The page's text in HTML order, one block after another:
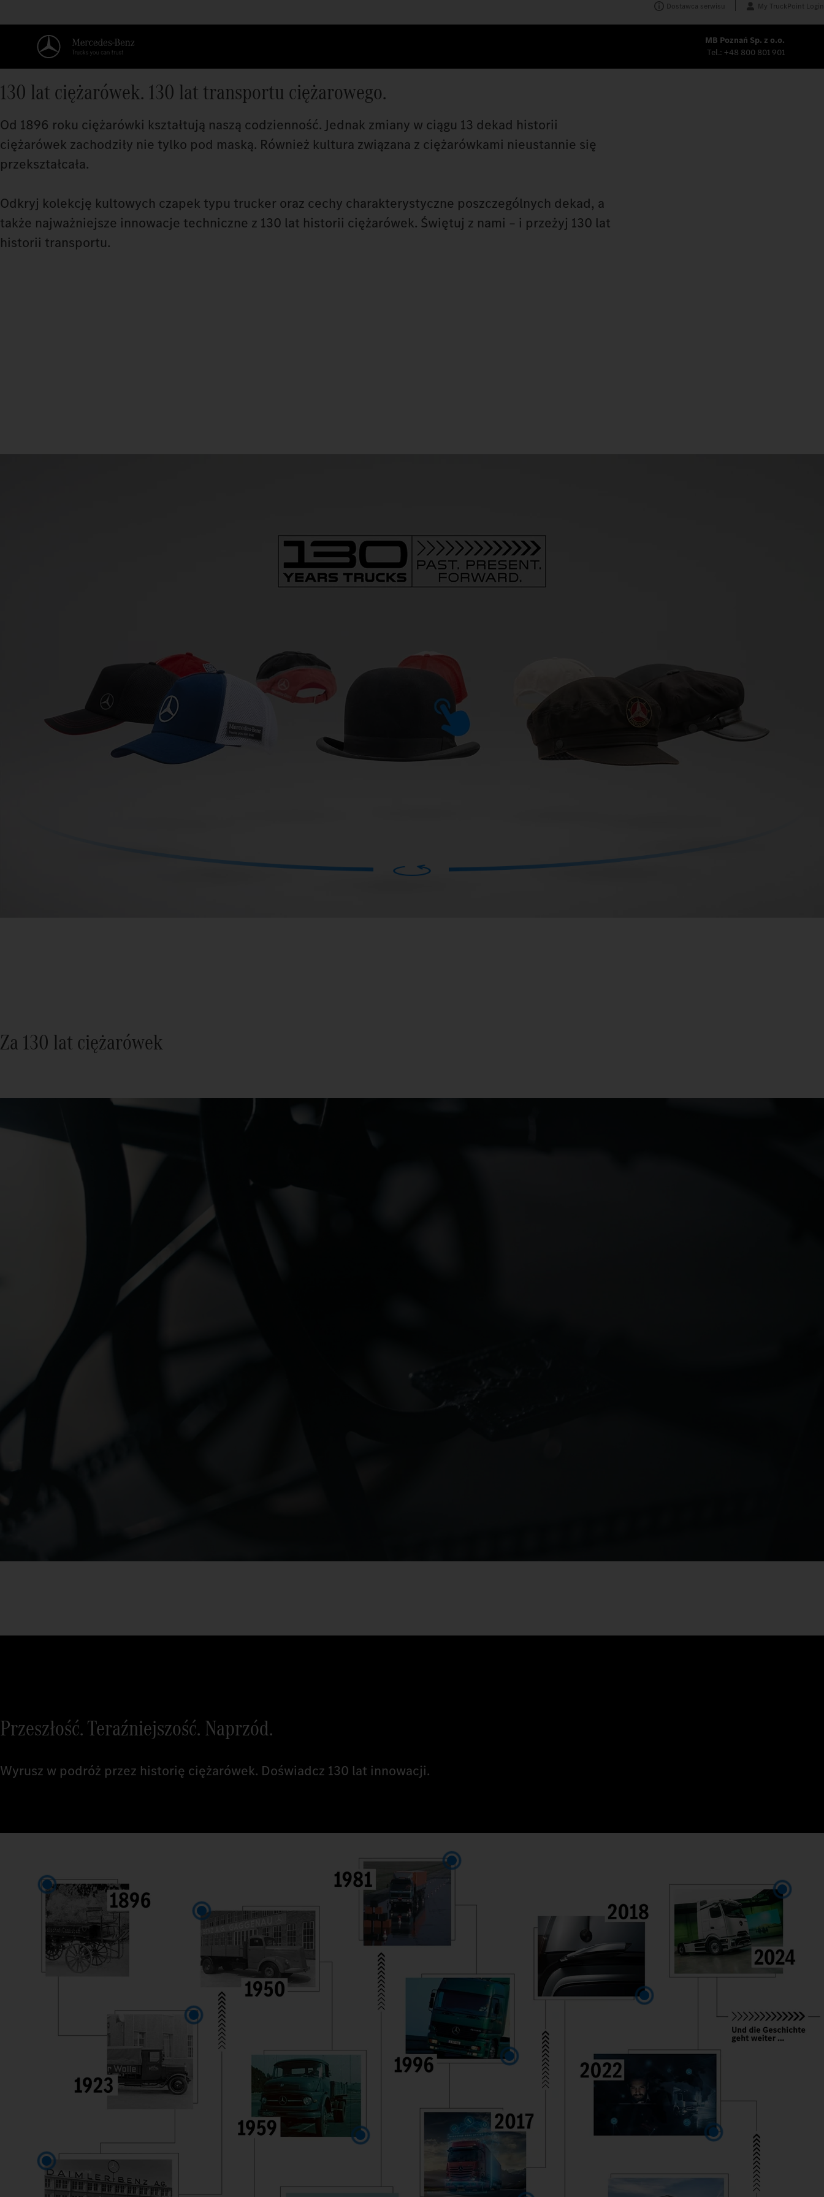
Dostawca serwisu My TruckPoint Login
MB Poznań Sp. z o.o.
Tel.: +48 800 801 901
130 lat ciężarówek. 130 lat transportu ciężarowego.
Od 1896 roku ciężarówki kształtują naszą codzienność. Jednak zmiany w ciągu 13 dekad historii
ciężarówek zachodziły nie tylko pod maską. Również kultura związana z ciężarówkami nieustannie się
przekształcała.
Odkryj kolekcję kultowych czapek typu trucker oraz cechy charakterystyczne poszczególnych dekad, a
także najważniejsze innowacje techniczne z 130 lat historii ciężarówek. Świętuj z nami – i przeżyj 130 lat
historii transportu.
Za 130 lat ciężarówek
Przeszłość. Teraźniejszość. Naprzód.
Wyrusz w podróż przez historię ciężarówek. Doświadcz 130 lat innowacji.